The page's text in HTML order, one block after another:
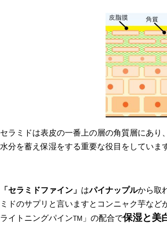
セラミドは表皮の一番上の層の角質層にあり、
水分を蓄え保湿をする重要な役目をしていま
「セラミドファイン」 はパイナップルから取
ミドのサプリと言いますとコンニャク芋な
ライトニングパインTM 」の配合で保湿と美